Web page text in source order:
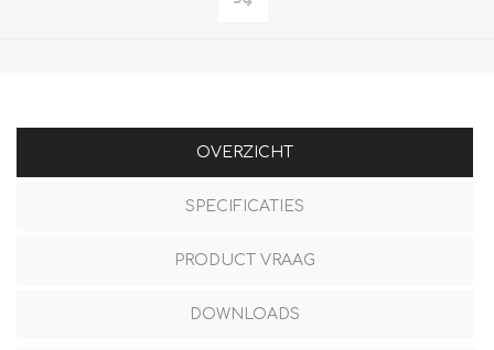
OVERZICHT
SPECIFICATIES
PRODUCT VRAAG
DOWNLOADS